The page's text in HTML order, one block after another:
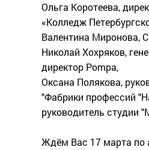
Ольга Коротеева,
«Колледж
Валентина Миронова,
Николай Хохряков,
директор Pompa,
Оксана Полякова,
"Фабрики профессий
руководитель студии
Ждём Вас 17 марта по